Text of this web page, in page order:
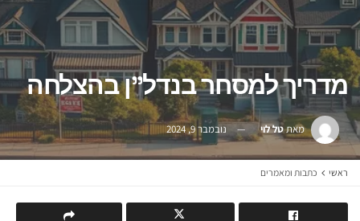
מדריך למסחר בנדל"ן בהצלחה
מאתטל לוי נובמבר 9, 2024
ראשי כתבות ומאמרים